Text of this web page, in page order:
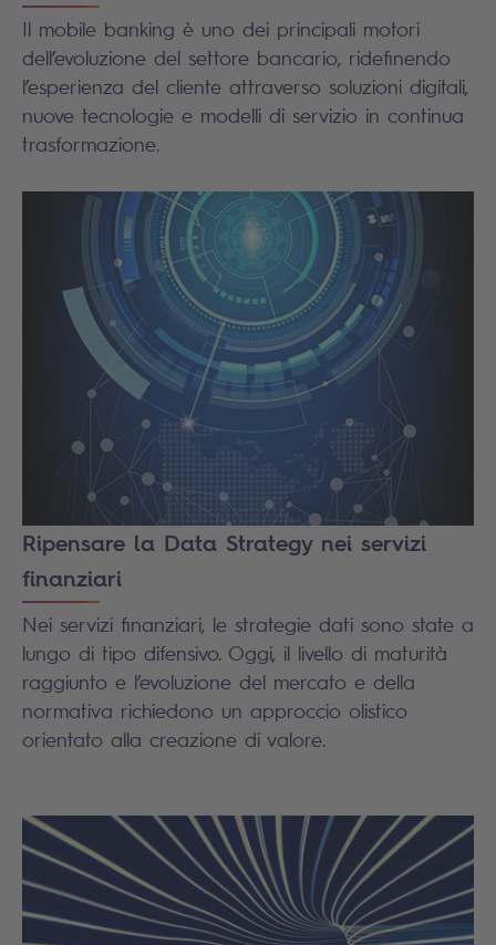
Il mobile banking è uno dei principali motori
dell’evoluzione del settore bancario, ridefinendo
l’esperienza del cliente attraverso soluzioni digitali,
nuove tecnologie e modelli di servizio in continua
trasformazione.
Ripensare la Data Strategy nei servizi
finanziari
Nei servizi finanziari, le strategie dati sono state a
lungo di tipo difensivo. Oggi, il livello di maturità
raggiunto e l’evoluzione del mercato e della
normativa richiedono un approccio olistico
orientato alla creazione di valore.